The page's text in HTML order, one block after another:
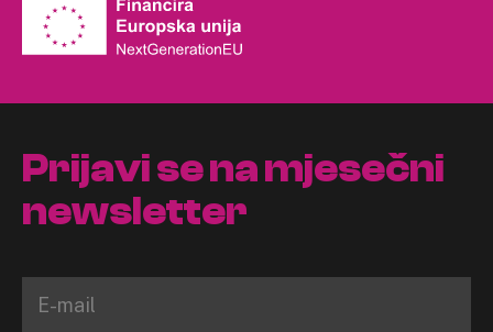
Prijavi se na mjesečni
newsletter